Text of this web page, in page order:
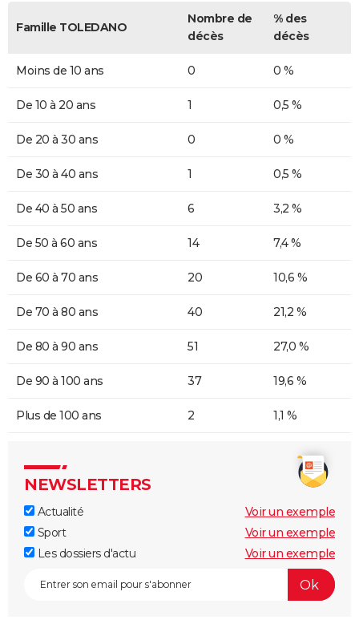
Famille TOLEDANO
Nombre de
décès
% des
décès
Moins de 10 ans 0 0 %
De 10 à 20 ans 1 0,5 %
De 20 à 30 ans 0 0 %
De 30 à 40 ans 1 0,5 %
De 40 à 50 ans 6 3,2 %
De 50 à 60 ans 14 7,4 %
De 60 à 70 ans 20 10,6 %
De 70 à 80 ans 40 21,2 %
De 80 à 90 ans 51 27,0 %
De 90 à 100 ans 37 19,6 %
Plus de 100 ans 2 1,1 %
NEWSLETTERS
Actualité
Voir un exemple
Sport
Voir un exemple
Les dossiers d'actu
Voir un exemple